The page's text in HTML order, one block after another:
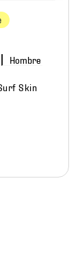
Hombre
Skin